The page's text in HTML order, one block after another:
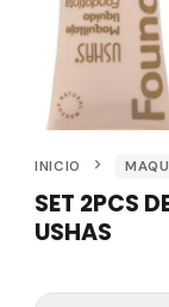
INICIO
SET 2PCS
USHAS